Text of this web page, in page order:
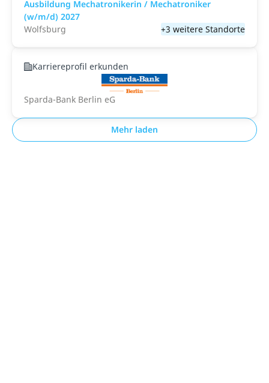
Ausbildung Mechatronikerin / Mechatroniker
(w/m/d) 2027
Wolfsburg
+3 weitere Standorte
Karriereprofil erkunden
Sparda-Bank Berlin eG
Mehr laden